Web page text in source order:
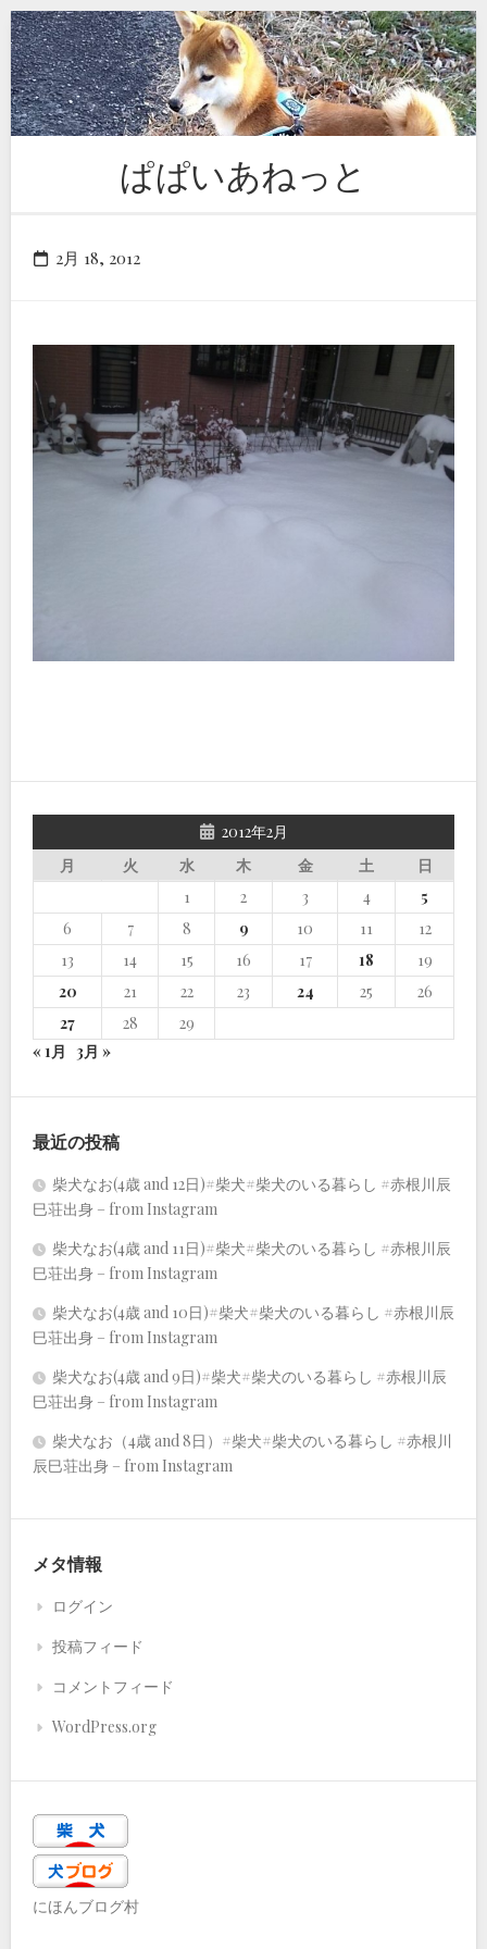
Skip
to
content
ぱぱいあねっと
2月 18, 2012
2012年2月
月
火 水 木 金 土
日
1
2 3 4
5
6
7 8 9 10 11
12
13
14 15 16 17 18
19
20
21 22 23 24 25
26
27
28
29
« 1月
3月 »
最近の投稿
柴犬なお(4歳 and 12日)#柴犬#柴犬のいる暮らし #赤根川辰
巳荘出身 – from Instagram
柴犬なお(4歳 and 11日)#柴犬#柴犬のいる暮らし #赤根川辰
巳荘出身 – from Instagram
柴犬なお(4歳 and 10日)#柴犬#柴犬のいる暮らし #赤根川辰
巳荘出身 – from Instagram
柴犬なお(4歳 and 9日)#柴犬#柴犬のいる暮らし #赤根川辰
巳荘出身 – from Instagram
柴犬なお（4歳 and 8日）#柴犬#柴犬のいる暮らし #赤根川
辰巳荘出身 – from Instagram
メタ情報
ログイン
投稿フィード
コメントフィード
WordPress.org
にほんブログ村